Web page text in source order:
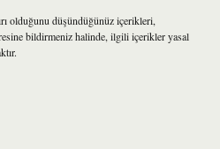
olduğunu düşündüğünüz içerikleri,
bildirmeniz halinde, ilgili içerikler yasal